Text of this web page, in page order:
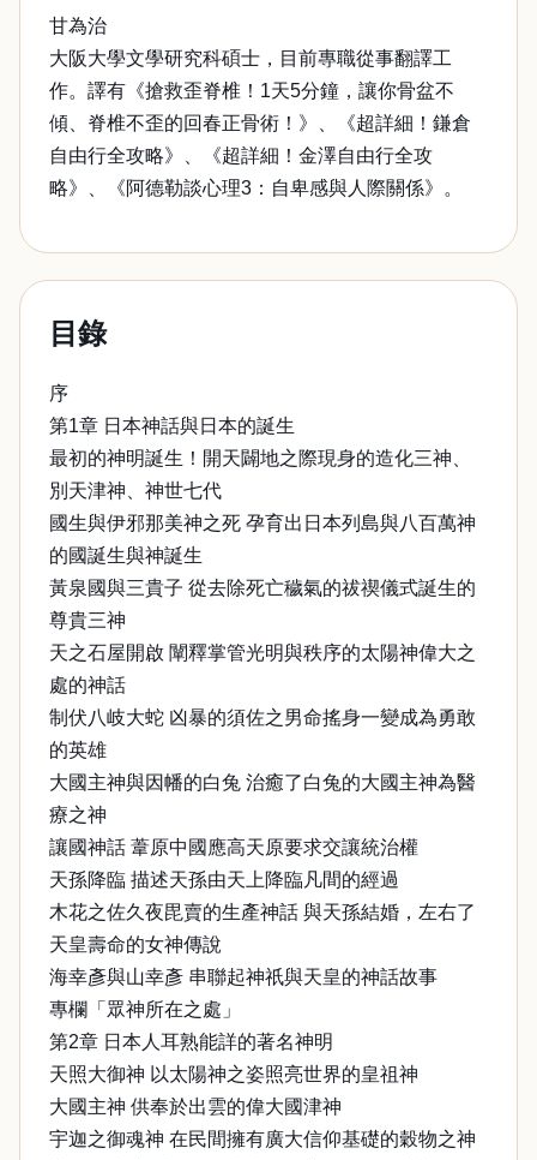
甘為治
大阪大學文學研究科碩士，目前專職從事翻譯工
作。譯有《搶救歪脊椎！1天5分鐘，讓你骨盆不
傾、脊椎不歪的回春正骨術！》、《超詳細！鎌倉
自由行全攻略》、《超詳細！金澤自由行全攻
略》、《阿德勒談心理3：自卑感與人際關係》。
目錄
序
第1章 日本神話與日本的誕生
最初的神明誕生！開天闢地之際現身的造化三神、
別天津神、神世七代
國生與伊邪那美神之死 孕育出日本列島與八百萬神
的國誕生與神誕生
黃泉國與三貴子 從去除死亡穢氣的祓禊儀式誕生的
尊貴三神
天之石屋開啟 闡釋掌管光明與秩序的太陽神偉大之
處的神話
制伏八岐大蛇 凶暴的須佐之男命搖身一變成為勇敢
的英雄
大國主神與因幡的白兔 治癒了白兔的大國主神為醫
療之神
讓國神話 葦原中國應高天原要求交讓統治權
天孫降臨 描述天孫由天上降臨凡間的經過
木花之佐久夜毘賣的生產神話 與天孫結婚，左右了
天皇壽命的女神傳說
海幸彥與山幸彥 串聯起神祇與天皇的神話故事
專欄「眾神所在之處」
第2章 日本人耳熟能詳的著名神明
天照大御神 以太陽神之姿照亮世界的皇祖神
大國主神 供奉於出雲的偉大國津神
宇迦之御魂神 在民間擁有廣大信仰基礎的穀物之神